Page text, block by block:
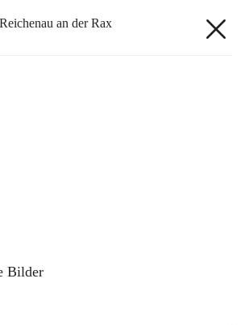
an der Rax
Bilder
Schulverband